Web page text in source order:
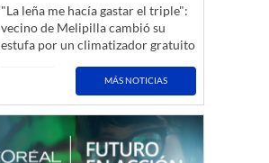
"La leña me hacía gastar el triple":
vecino de Melipilla cambió su
estufa por un climatizador gratuito
MÁS NOTICIAS